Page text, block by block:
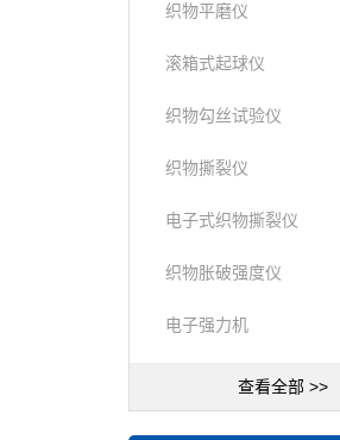
织物平磨仪
滚箱式起球仪
织物勾丝试验仪
织物撕裂仪
电子式织物撕裂仪
织物胀破强度仪
电子强力机
查看全部 >>